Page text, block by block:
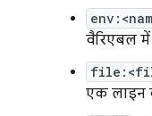
वैरिएबल
एक लाइन